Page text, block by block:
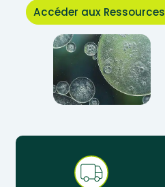
Accéder aux Ressources